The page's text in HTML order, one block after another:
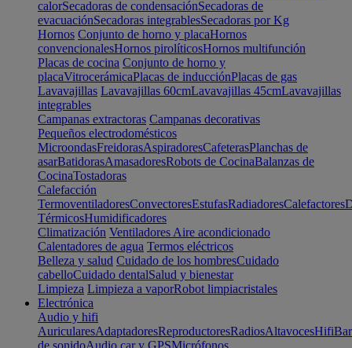
calorSecadoras de condensaciónSecadoras de
evacuaciónSecadoras integrablesSecadoras por Kg
Hornos Conjunto de horno y placaHornos
convencionalesHornos pirolíticosHornos multifunción
Placas de cocina Conjunto de horno y
placaVitrocerámicaPlacas de inducciónPlacas de gas
Lavavajillas Lavavajillas 60cmLavavajillas 45cmLavavajillas
integrables
Campanas extractoras Campanas decorativas
Pequeños electrodomésticos
MicroondasFreidorasAspiradoresCafeterasPlanchas de
asarBatidorasAmasadoresRobots de CocinaBalanzas de
CocinaTostadoras
Calefacción
TermoventiladoresConvectoresEstufasRadiadoresCalefactores
TérmicosHumidificadores
Climatización Ventiladores Aire acondicionado
Calentadores de agua Termos eléctricos
Belleza y salud Cuidado de los hombresCuidado
cabelloCuidado dentalSalud y bienestar
Limpieza Limpieza a vaporRobot limpiacristales
Electrónica
Audio y hifi
AuricularesAdaptadoresReproductoresRadiosAltavocesHifi
de sonidoAudio car y GPSMicrófonos